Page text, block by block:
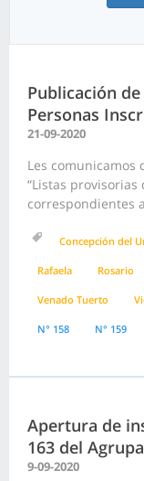
Publicación
Personas
21-09-2020
Les comunicamos
“Listas
correspondientes
Concepción del
Rafaela Rosario
Venado Tuerto
N° 158 N° 159
Apertura de
163 del
9-09-2020